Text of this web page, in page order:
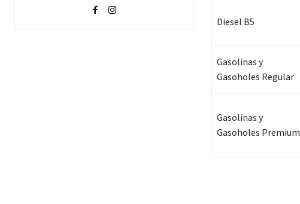
Diesel B5
Gasolinas y
Gasoholes Regular
Gasolinas y
Gasoholes Premium